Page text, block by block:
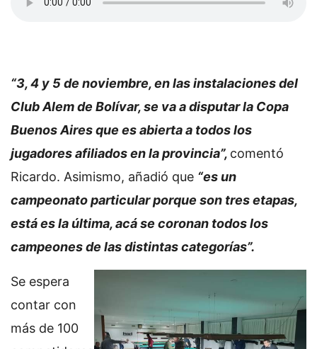
“3, 4 y 5 de noviembre, en las instalaciones del
Club Alem de Bolívar, se va a disputar la Copa
Buenos Aires que es abierta a todos los
jugadores afiliados en la provincia”, comentó
Ricardo. Asimismo, añadió que “es un
campeonato particular porque son tres etapas,
está es la última, acá se coronan todos los
campeones de las distintas categorías”.
Se espera
contar con
más de 100